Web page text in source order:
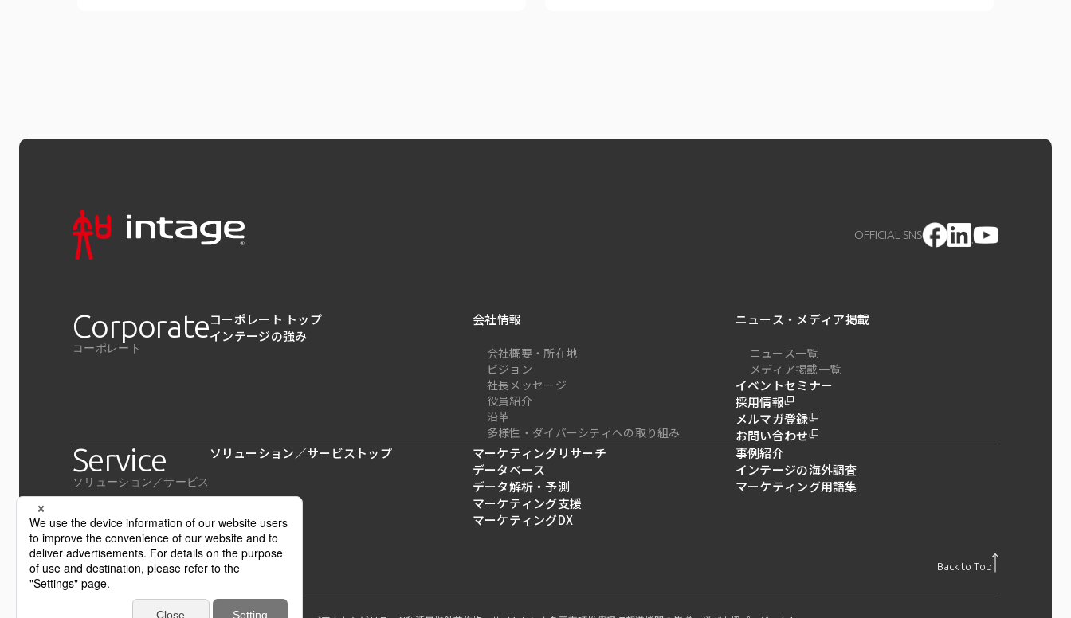
OFFICIAL SNS
Corporate
コーポレート
コーポレート トップ
インテージの強み
会社情報
会社概要・所在地
ビジョン
社長メッセージ
役員紹介
沿革
多様性・ダイバーシティへの取り組み
ニュース・メディア掲載
ニュース一覧
メディア掲載一覧
イベントセミナー
採用情報
メルマガ登録
お問い合わせ
Service
ソリューション／サービス
ソリューション／サービストップ
マーケティングリサーチ
データベース
データ解析・予測
マーケティング支援
マーケティングDX
事例紹介
インテージの海外調査
マーケティング用語集
Back to Top